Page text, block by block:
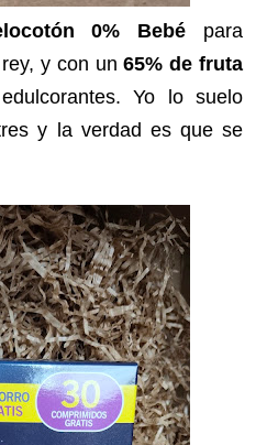
0% Bebé para
rey, y con un65% de fruta
Yo lo suelo
y la verdad es que se